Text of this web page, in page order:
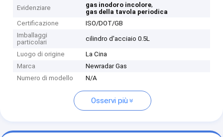
Evidenziare gas inodoro incolore,
gas della tavola periodica
Certificazione
ISO/DOT/GB
Imballaggi
particolari
cilindro d'acciaio 0.5L
Luogo di origine
La Cina
Marca
Newradar Gas
Numero di modello
N/A
Osservi più